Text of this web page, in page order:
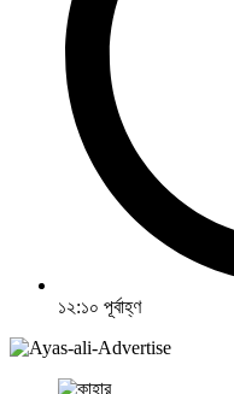
১২:১০ পূর্বাহ্ণ